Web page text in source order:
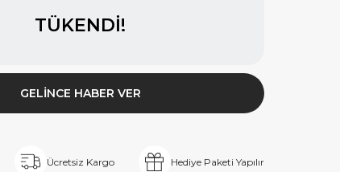
TÜKENDI!
GELINCE HABER VER
Ücretsiz Kargo Hediye Paketi Yapılır